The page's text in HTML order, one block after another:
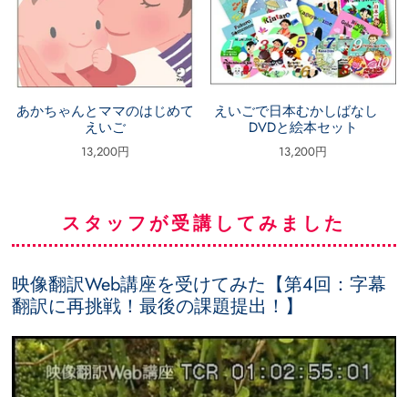
あかちゃんとママのはじめて
えいご
13,200円
えいごで日本むかしばなし
DVDと絵本セット
13,200円
スタッフが受講してみました
映像翻訳Web講座を受けてみた【第4回：字幕
翻訳に再挑戦！最後の課題提出！】